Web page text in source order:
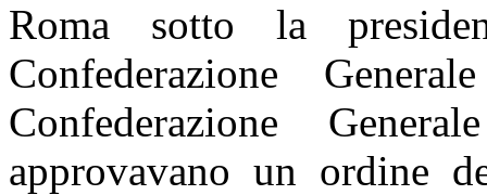
Roma sotto la
Confederazione
Confederazione
approvavano un ordine